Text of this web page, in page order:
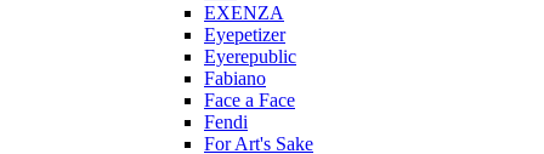
EXENZA
Eyepetizer
Eyerepublic
Fabiano
Face a Face
Fendi
For Art's Sake